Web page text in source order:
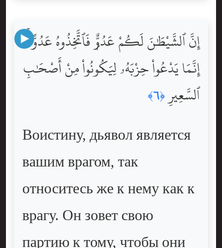
إِنَّ ٱلشَّيْطَٰنَ لَكُمْ عَدُوٌّۭ فَٱتَّخِذُوهُ عَدُوًّا ۚ
إِنَّمَا يَدْعُواْ حِزْبَهُۥ لِيَكُونُواْ مِنْ أَصْحَٰبِ
ٱلسَّعِيرِ﴿٦﴾
Воистину, дьявол является
вашим врагом, так
относитесь же к нему как к
врагу. Он зовет свою
партию к тому, чтобы они